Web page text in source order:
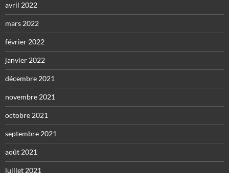
avril 2022
mars 2022
février 2022
janvier 2022
décembre 2021
novembre 2021
octobre 2021
septembre 2021
août 2021
juillet 2021